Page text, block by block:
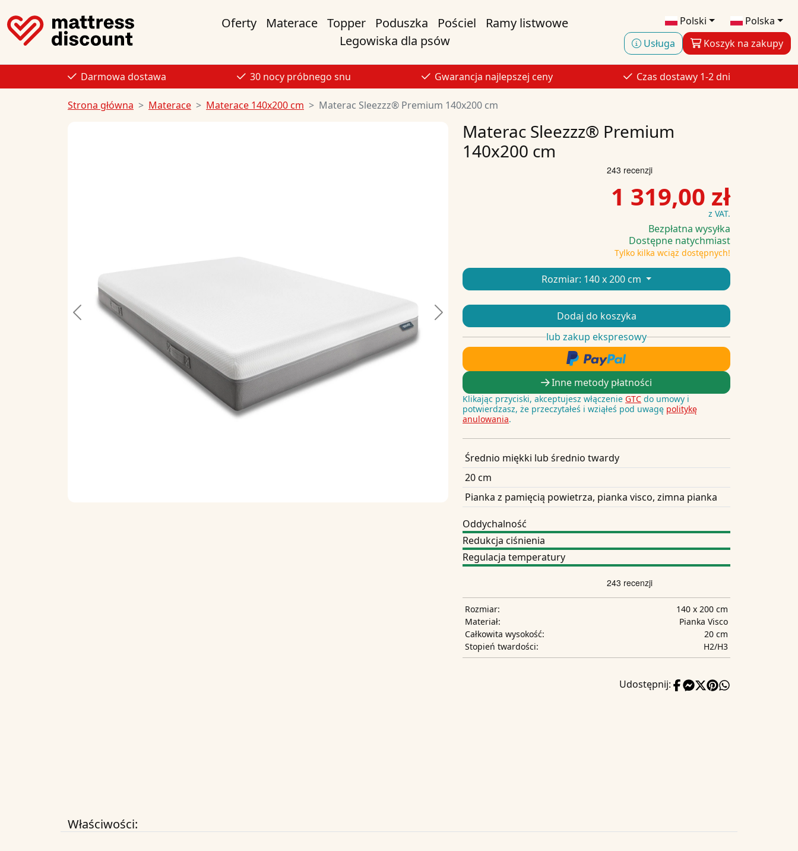
Polski
Polska
Usługa
Koszyk na zakupy
Oferty Materace Topper Poduszka Pościel
Ramy listwowe
Legowiska dla psów
Darmowa dostawa 30 nocy próbnego snu Gwarancja najlepszej ceny Czas dostawy 1-2 dni
Strona główna Materace Materace 140x200 cm Materac Sleezzz® Premium 140x200 cm
Previous Next
Materac Sleezzz® Premium
140x200 cm
1 319,00 zł
z VAT.
Bezpłatna wysyłka
Dostępne natychmiast
Tylko kilka wciąż dostępnych!
Rozmiar: 140 x 200 cm
Dodaj do koszyka
lub zakup ekspresowy
Inne metody płatności
Klikając przyciski, akceptujesz włączenie GTC do umowy i
potwierdzasz, że przeczytałeś i wziąłeś pod uwagę politykę
anulowania.
Średnio miękki lub średnio twardy
20 cm
Pianka z pamięcią powietrza, pianka visco, zimna pianka
Oddychalność
Redukcja ciśnienia
Regulacja temperatury
Rozmiar:
140 x 200 cm
Materiał:
Pianka Visco
Całkowita wysokość:
20 cm
Stopień twardości:
H2/H3
Udostępnij:
Właściwości: